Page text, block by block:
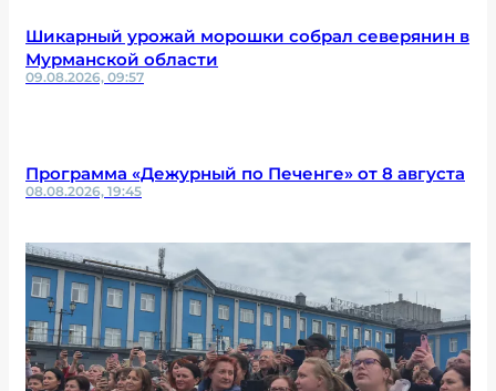
Шикарный урожай морошки собрал северянин в
Мурманской области
09.08.2026, 09:57
Программа «Дежурный по Печенге» от 8 августа
08.08.2026, 19:45